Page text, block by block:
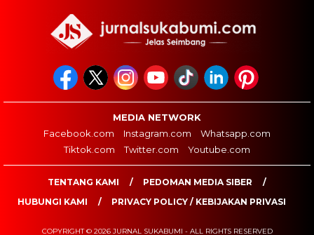
MEDIA NETWORK
Facebook.com
Instagram.com
Whatsapp.com
Tiktok.com
Twitter.com Youtube.com
TENTANG KAMI
PEDOMAN MEDIA SIBER
HUBUNGI KAMI
PRIVACY POLICY / KEBIJAKAN PRIVASI
COPYRIGHT © 2026 JURNAL SUKABUMI - ALL RIGHTS RESERVED